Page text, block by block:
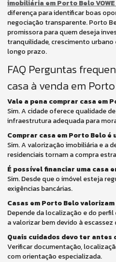
imobiliária em Porto Belo
diferença para identificar boas
negociação transparente. Porto
promissora para quem deseja
tranquilidade, crescimento
longo prazo.
FAQ Perguntas
casa à venda em
Vale a pena comprar casa em
Sim. A cidade oferece qualidade
infraestrutura adequada para
Comprar casa em Porto Belo é
Sim. A valorização imobiliária e a
residenciais tornam a compra
É possível financiar uma casa
Sim. Desde que o imóvel esteja
exigências bancárias.
Casas em Porto Belo
Depende da localização e do
a valorizar bem devido à
Quais cuidados devo ter antes
Verificar documentação,
com orientação especializada.